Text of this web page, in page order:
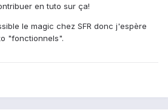
en tuto sur ça!
le magic chez SFR donc j'espère
"fonctionnels".